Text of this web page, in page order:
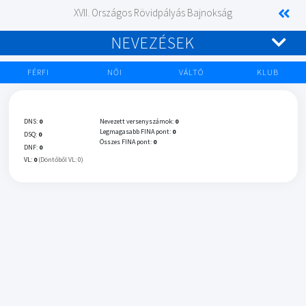
XVII. Országos Rövidpályás Bajnokság
NEVEZÉSEK
FÉRFI NŐI VÁLTÓ KLUB
DNS: 0
DSQ: 0
DNF: 0
VL: 0 (Döntőből VL: 0)
Nevezett versenyszámok: 0
Legmagasabb FINA pont: 0
Összes FINA pont: 0